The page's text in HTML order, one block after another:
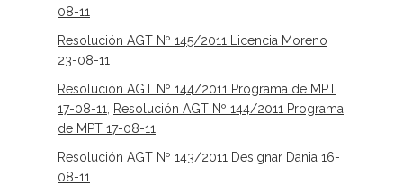
08-11
Resolución AGT Nº 145/2011 Licencia Moreno
23-08-11
Resolución AGT Nº 144/2011 Programa de MPT
17-08-11
Resolución AGT Nº 144/2011 Programa
de MPT 17-08-11
Resolución AGT Nº 143/2011 Designar Dania 16-
08-11